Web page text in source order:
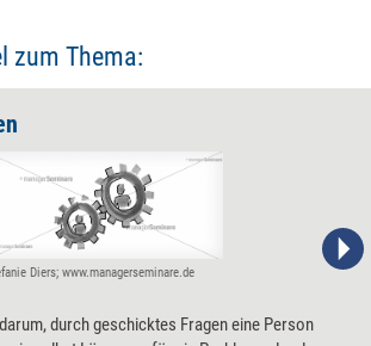
zum Thema:
Diers; www.managerseminare.de
durch geschicktes Fragen eine Person